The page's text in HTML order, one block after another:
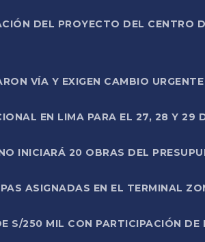
DEL PROYECTO DEL CENTRO
VÍA Y EXIGEN CAMBIO
EN LIMA PARA EL 27, 28 Y 29
INICIARÁ 20 OBRAS DEL
ASIGNADAS EN EL TERMINAL
S/250 MIL CON PARTICIPACIÓN DE